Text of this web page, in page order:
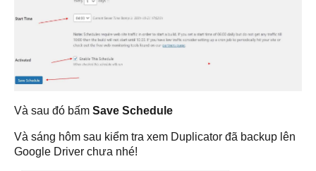
Và sau đó bấm Save Schedule
Và sáng hôm sau kiểm tra xem Duplicator đã backup lên
Google Driver chưa nhé!